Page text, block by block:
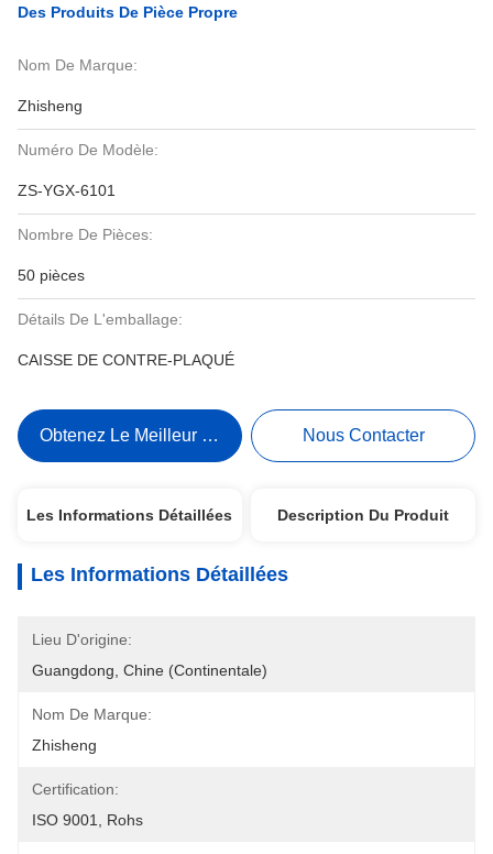
Des Produits De Pièce Propre
Nom De Marque:
Zhisheng
Numéro De Modèle:
ZS-YGX-6101
Nombre De Pièces:
50 pièces
Détails De L'emballage:
CAISSE DE CONTRE-PLAQUÉ
Obtenez Le Meilleur Prix Nous Contacter
Les Informations Détaillées Description Du Produit
Les Informations Détaillées
Lieu D'origine:
Guangdong, Chine (continentale)
Nom De Marque:
Zhisheng
Certification:
ISO 9001, Rohs